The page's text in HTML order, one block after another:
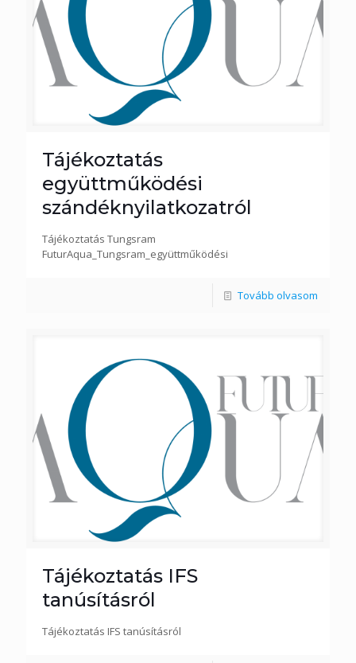
Tájékoztatás
együttműködési
szándéknyilatkozatról
Tájékoztatás Tungsram
FuturAqua_Tungsram_együttműködési
Tovább olvasom
Tájékoztatás IFS
tanúsításról
Tájékoztatás IFS tanúsításról